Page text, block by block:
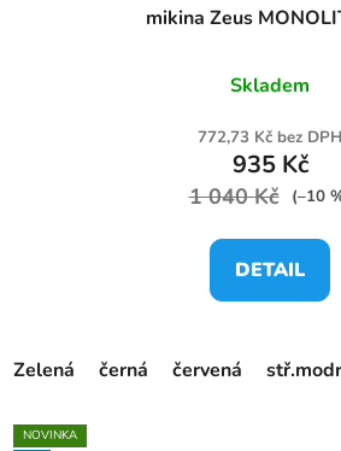
mikina Zeus
Skladem
772,73 Kč bez DPH
935 Kč
1 040 Kč (–10
DETAIL
Zelená černá červená
NOVINKA